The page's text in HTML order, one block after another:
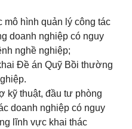
mô hình quản lý công tác
doanh nghiệp có nguy
nghề nghiệp;
Đề án Quỹ Bồi thường
kỹ thuật, đầu tư phòng
doanh nghiệp có nguy
lĩnh vực khai thác